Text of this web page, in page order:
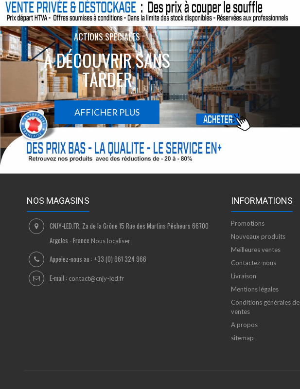
ACTIONS SPÉCIALES
À DÉCOUVRIR SANS
TARDER
AFFICHER PLUS
NOS MAGASINS
CNJY-LED.FR, Za de la Grône 15 Rue des Martins Pêcheurs 66700
Argeles - France Nous localiser
Appelez-nous au : +33 (0) 961 324 966
E-mail : contact@cnjy-led.fr
INFORMATIONS
Promotions
Nouveaux produits
Meilleures ventes
Contactez-nous
Livraison
Mentions légales
Conditions générales de
ventes
A propos
sitemap